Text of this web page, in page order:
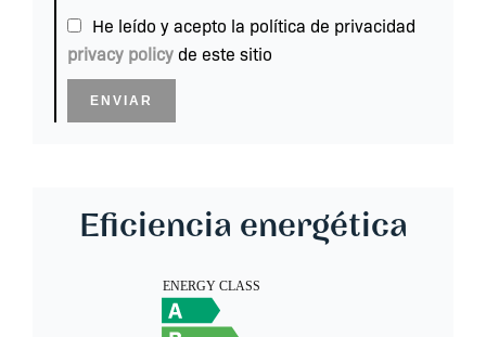
He leído y acepto la política de privacidad
privacy policy de este sitio
ENVIAR
Eficiencia energética